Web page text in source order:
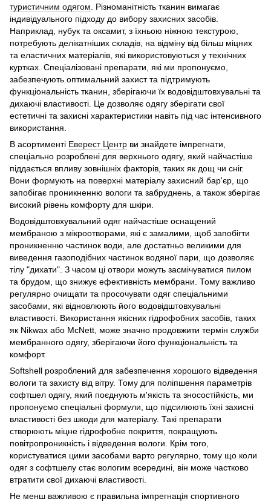
туристичним одягом . Різноманітність тканин вимагає
індивідуального підходу до вибору захисних засобів.
Наприклад, нубук та оксамит, з їхньою ніжною текстурою,
потребують делікатніших складів, на відміну від більш міцних
та еластичних матеріалів, які використовуються у технічних
куртках. Спеціалізовані препарати, які ми пропонуємо,
забезпечують оптимальний захист та підтримують
функціональність тканин, зберігаючи їх водовідштовхувальні та
дихаючі властивості. Це дозволяє одягу зберігати свої
естетичні та захисні характеристики навіть під час інтенсивного
використання.
В асортименті Еверест Центр ви знайдете імпрегнати,
спеціально розроблені для верхнього одягу, який найчастіше
піддається впливу зовнішніх факторів, таких як дощ чи сніг.
Вони формують на поверхні матеріалу захисний бар'єр, що
запобігає проникненню вологи та забруднень, а також зберігає
високий рівень комфорту для шкіри.
Водовідштовхувальний одяг найчастіше оснащений
мембраною з мікроотворами, які є замалими, щоб запобігти
проникненню частинок води, але достатньо великими для
виведення газоподібних частинок водяної пари, що дозволяє
тілу "дихати". З часом ці отвори можуть засмічуватися пилом
та брудом, що знижує ефективність мембрани. Тому важливо
регулярно очищати та просочувати одяг спеціальними
засобами, які відновлюють його водовідштовхувальні
властивості. Використання якісних гідрофобних засобів, таких
як Nikwax або McNett, може значно продовжити термін служби
мембранного одягу, зберігаючи його функціональність та
комфорт.
Softshell розроблений для забезпечення хорошого відведення
вологи та захисту від вітру. Тому для поліпшення параметрів
софтшел одягу, який поєднують м'якість та зносостійкість, ми
пропонуємо спеціальні формули, що підсилюють їхні захисні
властивості без шкоди для матеріалу. Такі препарати
створюють міцне гідрофобне покриття, покращують
повітропроникність і відведення вологи. Крім того,
користуватися цими засобами варто регулярно, тому що коли
одяг з софтшелу стає вологим всередині, він може частково
втратити свої дихаючі властивості.
Не менш важливою є правильна імпрегнація спортивного